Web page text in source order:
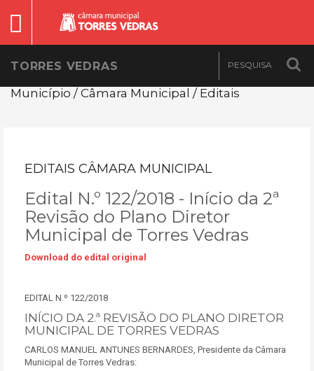
TORRES VEDRAS
Município / Câmara Municipal / Editais
EDITAIS CÂMARA MUNICIPAL
Edital N.º 122/2018 - Início da 2ª
Revisão do Plano Diretor
Municipal de Torres Vedras
Download do edital original
EDITAL N.º 122/2018
INÍCIO DA 2.ª REVISÃO DO PLANO DIRETOR
MUNICIPAL DE TORRES VEDRAS
CARLOS MANUEL ANTUNES BERNARDES, Presidente da Câmara
Municipal de Torres Vedras: